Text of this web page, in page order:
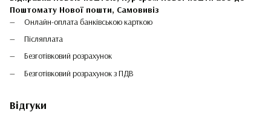
Поштомату Нової пошти, Самовивіз
Онлайн-оплата банківською карткою
Післяплата
Безготівковий розрахунок
Безготівковий розрахунок з ПДВ
Відгуки